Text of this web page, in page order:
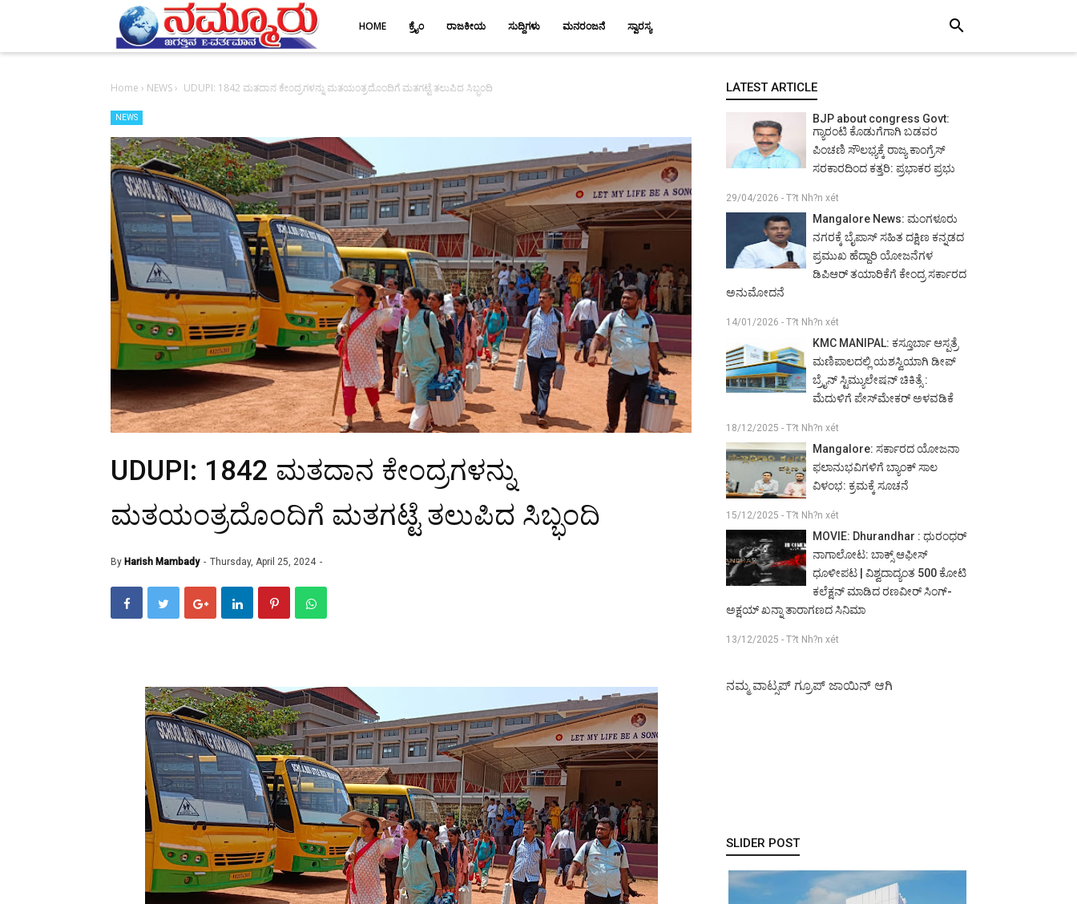
HOME ಕ್ರೈಂ ರಾಜಕೀಯ ಸುದ್ದಿಗಳು ಮನರಂಜನೆ ಸ್ವಾರಸ್ಯ search
Home › NEWS› UDUPI: 1842 ಮತದಾನ ಕೇಂದ್ರಗಳನ್ನು ಮತಯಂತ್ರದೊಂದಿಗೆ ಮತಗಟ್ಟೆ ತಲುಪಿದ ಸಿಬ್ಭಂದಿ
NEWS
UDUPI: 1842 ಮತದಾನ ಕೇಂದ್ರಗಳನ್ನು
ಮತಯಂತ್ರದೊಂದಿಗೆ ಮತಗಟ್ಟೆ ತಲುಪಿದ ಸಿಬ್ಭಂದಿ
By Harish Mambady Thursday, April 25, 2024
LATEST ARTICLE
BJP about congress Govt:
ಗ್ಯಾರಂಟಿ ಕೊಡುಗೆಗಾಗಿ ಬಡವರ
ಪಿಂಚಣಿ ಸೌಲಭ್ಯಕ್ಕೆ ರಾಜ್ಯ ಕಾಂಗ್ರೆಸ್
ಸರಕಾರದಿಂದ ಕತ್ತರಿ: ಪ್ರಭಾಕರ ಪ್ರಭು
29/04/2026 - T?t Nh?n xét
Mangalore News: ಮಂಗಳೂರು
ನಗರಕ್ಕೆ ಬೈಪಾಸ್‌ ಸಹಿತ ದಕ್ಷಿಣ ಕನ್ನಡದ
ಪ್ರಮುಖ ಹೆದ್ದಾರಿ ಯೋಜನೆಗಳ
ಡಿಪಿಆರ್ ತಯಾರಿಕೆಗೆ ಕೇಂದ್ರ ಸರ್ಕಾರದ
ಅನುಮೋದನೆ
14/01/2026 - T?t Nh?n xét
KMC MANIPAL: ಕಸ್ತೂರ್ಬಾ ಆಸ್ಪತ್ರೆ
ಮಣಿಪಾಲದಲ್ಲಿ ಯಶಸ್ವಿಯಾಗಿ ಡೀಪ್
ಬ್ರೈನ್ ಸ್ಟಿಮ್ಯುಲೇಷನ್ ಚಿಕಿತ್ಸೆ :
ಮೆದುಳಿಗೆ ಪೇಸ್‌ಮೇಕರ್ ಅಳವಡಿಕೆ
18/12/2025 - T?t Nh?n xét
Mangalore: ಸರ್ಕಾರದ ಯೋಜನಾ
ಫಲಾನುಭವಿಗಳಿಗೆ ಬ್ಯಾಂಕ್ ಸಾಲ
ವಿಳಂಭ: ಕ್ರಮಕ್ಕೆ ಸೂಚನೆ
15/12/2025 - T?t Nh?n xét
MOVIE: Dhurandhar : ಧುರಂಧರ್
ನಾಗಾಲೋಟ: ಬಾಕ್ಸ್ ಆಫೀಸ್
ಧೂಳೀಪಟ | ವಿಶ್ವದಾದ್ಯಂತ 500 ಕೋಟಿ
ಕಲೆಕ್ಷನ್ ಮಾಡಿದ ರಣವೀರ್ ಸಿಂಗ್-
ಅಕ್ಷಯ್ ಖನ್ನಾ ತಾರಾಗಣದ ಸಿನಿಮಾ
13/12/2025 - T?t Nh?n xét
ನಮ್ಮ ವಾಟ್ಸಪ್ ಗ್ರೂಪ್ ಜಾಯಿನ್ ಆಗಿ
SLIDER POST
News:
ಮಂಗಳೂರು